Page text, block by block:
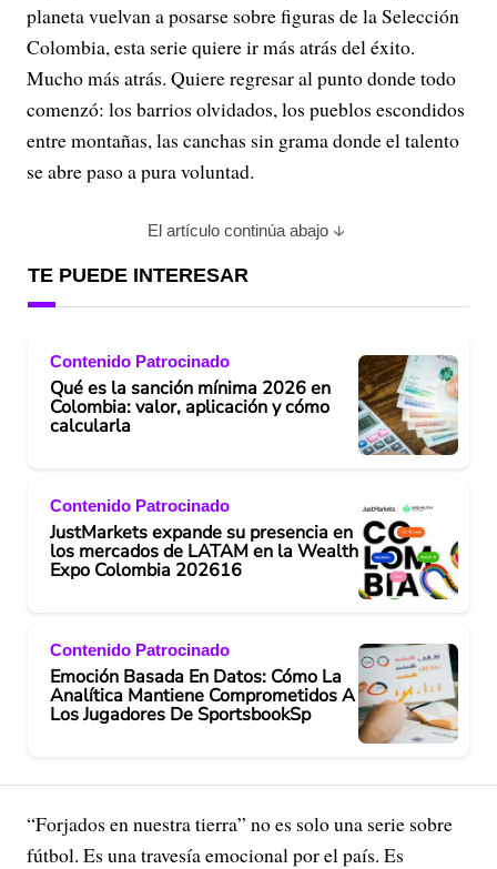
planeta vuelvan a posarse sobre figuras de la Selección
Colombia, esta serie quiere ir más atrás del éxito.
Mucho más atrás. Quiere regresar al punto donde todo
comenzó: los barrios olvidados, los pueblos escondidos
entre montañas, las canchas sin grama donde el talento
se abre paso a pura voluntad.
El artículo continúa abajo
TE PUEDE INTERESAR
Contenido Patrocinado
Qué es la sanción mínima 2026 en
Colombia: valor, aplicación y cómo
calcularla
Contenido Patrocinado
JustMarkets expande su presencia en
los mercados de LATAM en la Wealth
Expo Colombia 202616
Contenido Patrocinado
Emoción Basada En Datos: Cómo La
Analítica Mantiene Comprometidos A
Los Jugadores De SportsbookSp
“Forjados en nuestra tierra” no es solo una serie sobre
fútbol. Es una travesía emocional por el país. Es